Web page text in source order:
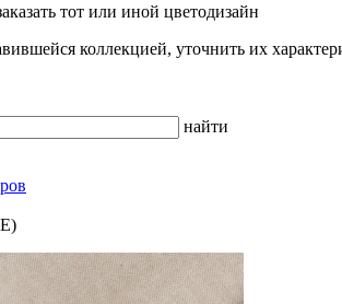
тот или иной цветодизайн
коллекцией, уточнить их
найти